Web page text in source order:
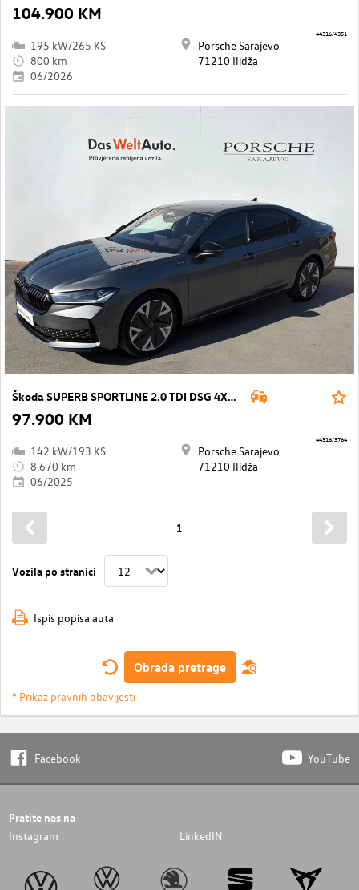
104.900 KM
195 kW/265 KS
800 km
06/2026
Porsche Sarajevo
71210 Ilidža
44316/4351
Škoda SUPERB SPORTLINE 2.0 TDI DSG 4X4 193 KS
97.900 KM
142 kW/193 KS
8.670 km
06/2025
Porsche Sarajevo
71210 Ilidža
44316/3764
Vozila po stranici
1
Ispis popisa auta
Obrada pretrage
* Prikaz pravnih obavijesti
Facebook YouTube
Pratite nas na
Instagram LinkedIN